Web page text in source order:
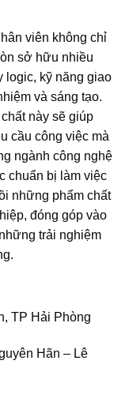
viên không chỉ
sở hữu nhiều
logic, kỹ năng giao
và sáng tạo.
này sẽ giúp
cầu công việc mà
ngành công nghệ
chuẩn bị làm việc
những phẩm chất
đóng góp vào
trải nghiệm
TP Hải Phòng
Hãn – Lê